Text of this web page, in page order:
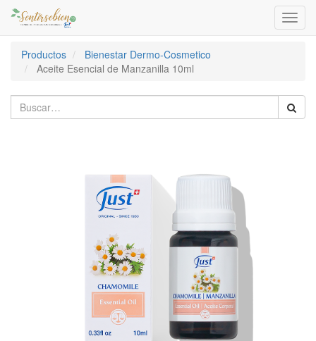
Productos
Bienestar Dermo-Cosmetico
Aceite Esencial de Manzanilla 10ml